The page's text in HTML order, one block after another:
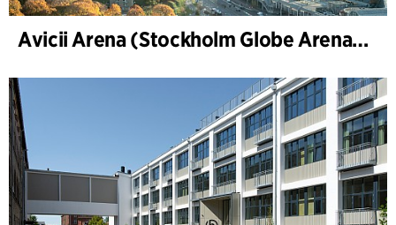
Avicii Arena (Stockholm Globe Arena), renovering og modernisering